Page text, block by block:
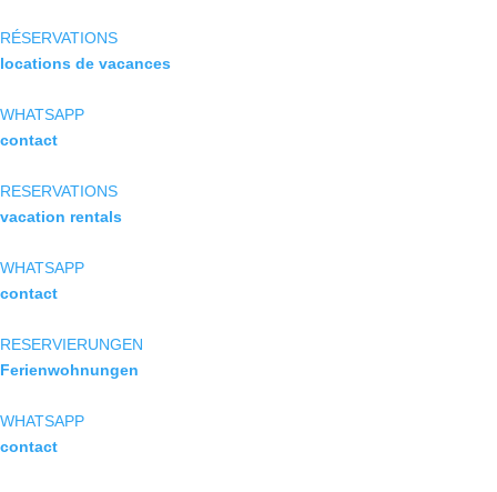
RÉSERVATIONS
locations de vacances
WHATSAPP
contact
RESERVATIONS
vacation rentals
WHATSAPP
contact
RESERVIERUNGEN
Ferienwohnungen
WHATSAPP
contact